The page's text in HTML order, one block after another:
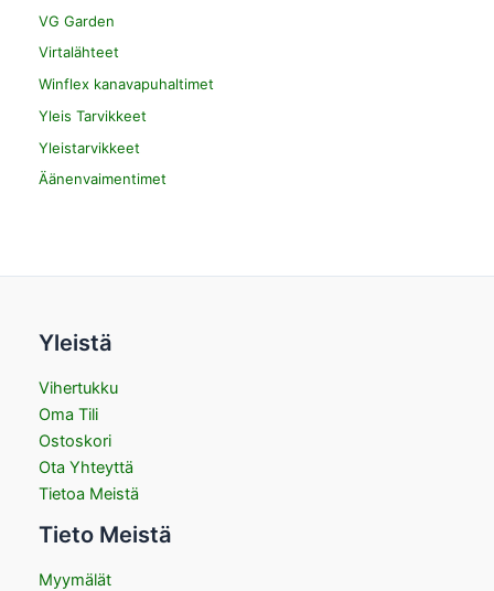
VG Garden
Virtalähteet
Winflex kanavapuhaltimet
Yleis Tarvikkeet
Yleistarvikkeet
Äänenvaimentimet
Yleistä
Vihertukku
Oma Tili
Ostoskori
Ota Yhteyttä
Tietoa Meistä
Tieto Meistä
Myymälät